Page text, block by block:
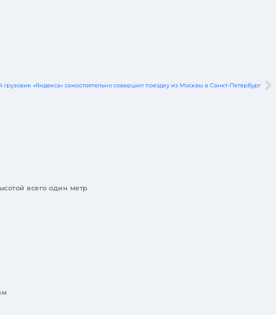
грузовик «Яндекса» самостоятельно совершил поездку из Москвы в Санкт-Петербург
всего один метр